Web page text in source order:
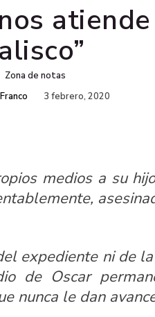
Zona de notas
3 febrero, 2020
medios a su
expediente ni de
de Oscar
nunca le dan